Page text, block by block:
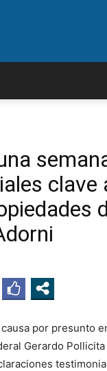
A.F.N
clave
por presunto
Gerardo